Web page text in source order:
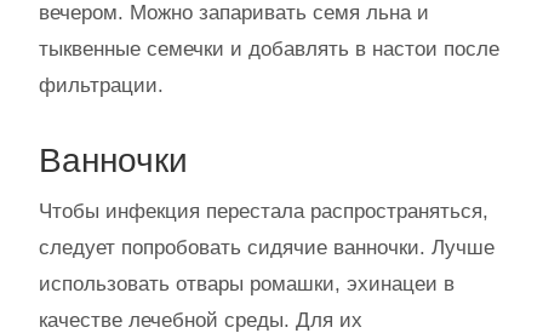
вечером. Можно запаривать семя льна и
тыквенные семечки и добавлять в настои после
фильтрации.
Ванночки
Чтобы инфекция перестала распространяться,
следует попробовать сидячие ванночки. Лучше
использовать отвары ромашки, эхинацеи в
качестве лечебной среды. Для их